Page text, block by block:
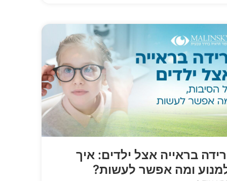
בראייה אצל ילדים: איך
ומה אפשר לעשות?